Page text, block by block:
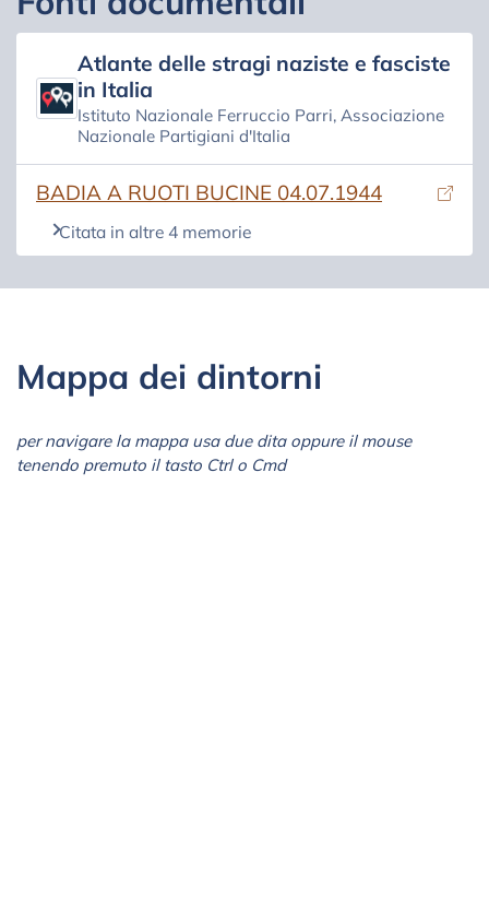
Atlante delle stragi naziste e fasciste
in Italia
Istituto Nazionale Ferruccio Parri, Associazione
Nazionale Partigiani d'Italia
BADIA A RUOTI BUCINE 04.07.1944
(si apre in una nuova scheda)
Citata in altre 4 memorie
Mappa dei dintorni
per navigare la mappa usa due dita oppure il mouse
tenendo premuto il tasto Ctrl o Cmd